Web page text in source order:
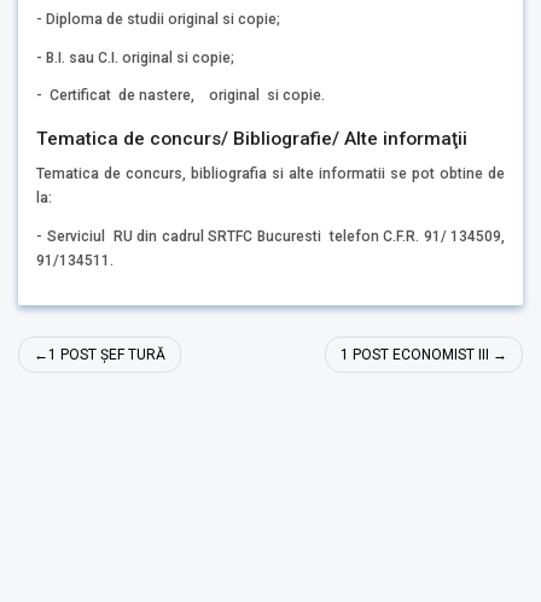
- Diploma de studii original si copie;
- B.I. sau C.I. original si copie;
- Certificat de nastere, original si copie.
Tematica de concurs/ Bibliografie/ Alte informaţii
Tematica de concurs, bibliografia si alte informatii se pot obtine de
la:
- Serviciul RU din cadrul SRTFC Bucuresti telefon C.F.R. 91/ 134509,
91/134511.
Post
navigation
1 POST ȘEF TURĂ 1 POST ECONOMIST III